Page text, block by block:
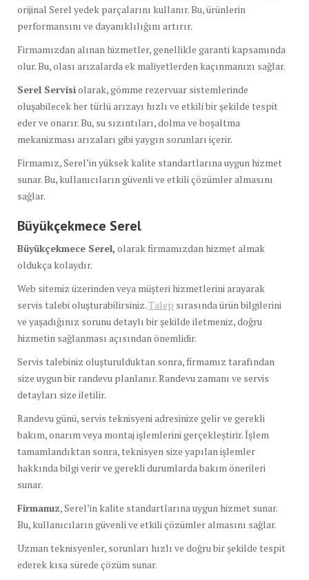
orijinal Serel yedek parçalarını kullanır. Bu, ürünlerin
performansını ve dayanıklılığını artırır.
Firmamızdan alınan hizmetler, genellikle garanti kapsamında
olur. Bu, olası arızalarda ek maliyetlerden kaçınmanızı sağlar.
Serel Servisiolarak, gömme rezervuar sistemlerinde
oluşabilecek her türlü arızayı hızlı ve etkili bir şekilde tespit
eder ve onarır. Bu, su sızıntıları, dolma ve boşaltma
mekanizması arızaları gibi yaygın sorunları içerir.
Firmamız, Serel’in yüksek kalite standartlarına uygun hizmet
sunar. Bu, kullanıcıların güvenli ve etkili çözümler almasını
sağlar.
Büyükçekmece Serel
Büyükçekmece Serel, olarak firmamızdan hizmet almak
oldukça kolaydır.
Web sitemiz üzerinden veya müşteri hizmetlerini arayarak
servis talebi oluşturabilirsiniz.Talep sırasında ürün bilgilerini
ve yaşadığınız sorunu detaylı bir şekilde iletmeniz, doğru
hizmetin sağlanması açısından önemlidir.
Servis talebiniz oluşturulduktan sonra, firmamız tarafından
size uygun bir randevu planlanır. Randevu zamanı ve servis
detayları size iletilir.
Randevu günü, servis teknisyeni adresinize gelir ve gerekli
bakım, onarım veya montaj işlemlerini gerçekleştirir. İşlem
tamamlandıktan sonra, teknisyen size yapılan işlemler
hakkında bilgi verir ve gerekli durumlarda bakım önerileri
sunar.
Firmamız, Serel’in kalite standartlarına uygun hizmet sunar.
Bu, kullanıcıların güvenli ve etkili çözümler almasını sağlar.
Uzman teknisyenler, sorunları hızlı ve doğru bir şekilde tespit
ederek kısa sürede çözüm sunar.